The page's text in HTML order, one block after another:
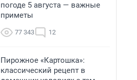
погоде 5 августа — важные
приметы
77 343 12
Пирожное «Картошка»:
классический рецепт в